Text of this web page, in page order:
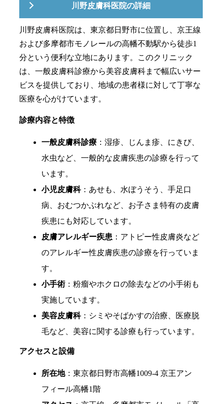
川野皮膚科医院の詳細
川野皮膚科医院は、東京都日野市に位置し、京王線
および多摩都市モノレールの高幡不動駅から徒歩1
分という便利な立地にあります。このクリニック
は、一般皮膚科診療から美容皮膚科まで幅広いサー
ビスを提供しており、地域の患者様に対して丁寧な
医療を心がけています。
診療内容と特徴
一般皮膚科診療 ：湿疹、じんま疹、にきび、
水虫など、一般的な皮膚疾患の診療を行って
います。
小児皮膚科：あせも、水ぼうそう、手足口
病、おむつかぶれなど、お子さま特有の皮膚
疾患にも対応しています。
皮膚アレルギー疾患 ：アトピー性皮膚炎など
のアレルギー性皮膚疾患の診療を行っていま
す。
小手術：粉瘤やホクロの除去などの小手術も
実施しています。
美容皮膚科：シミやそばかすの治療、医療脱
毛など、美容に関する診療も行っています。
アクセスと設備
所在地：東京都日野市高幡1009-4 京王アン
フィール高幡1階